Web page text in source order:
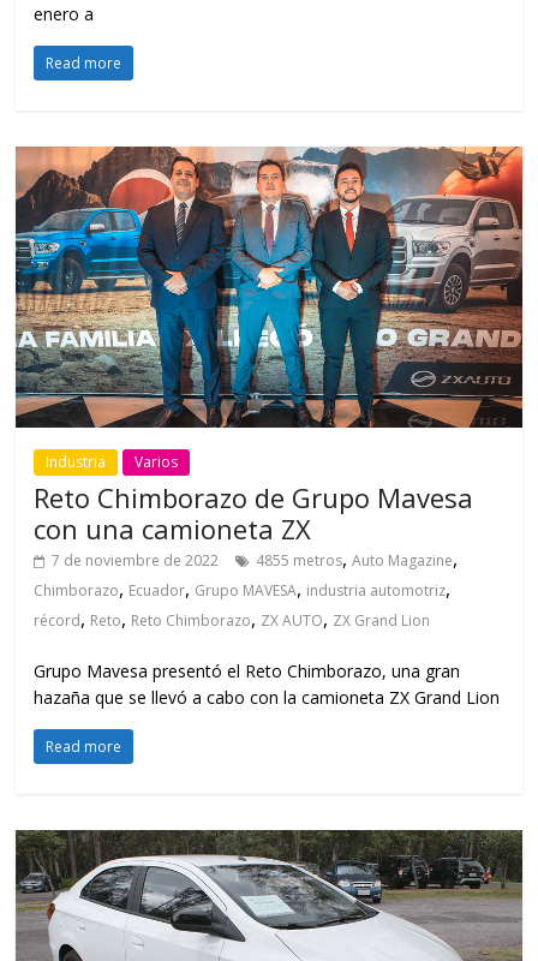
enero a
Read more
Industria Varios
Reto Chimborazo de Grupo Mavesa
con una camioneta ZX
7 de noviembre de 2022 4855 metros,Auto Magazine,
Chimborazo, Ecuador, Grupo MAVESA, industria automotriz,
récord, Reto, Reto Chimborazo, ZX AUTO, ZX Grand Lion
Grupo Mavesa presentó el Reto Chimborazo, una gran
hazaña que se llevó a cabo con la camioneta ZX Grand Lion
Read more